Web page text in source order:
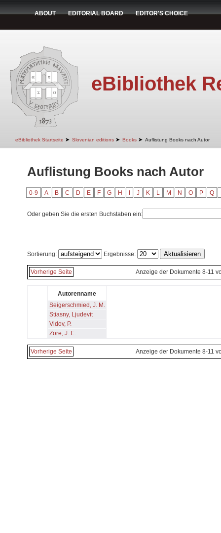
ABOUT EDITORIAL BOARD EDITOR'S CHOICE
eBibliothek
eBibliothek Startseite ➤ Slovenian editions ➤ Books ➤ Auflistung Books nach Autor
Auflistung Books nach Autor
0-9 A B C D E F G H J K L M N O P Q
Oder geben Sie die ersten Buchstaben ein:
Sortierung: Ergebnisse:
Vorherige Seite Anzeige der Dokumente 8-11
Autorenname
Seigerschmied, J. M.
Stiasny, Ljudevit
Vidov, P.
Zore, J. E.
Vorherige Seite Anzeige der Dokumente 8-11